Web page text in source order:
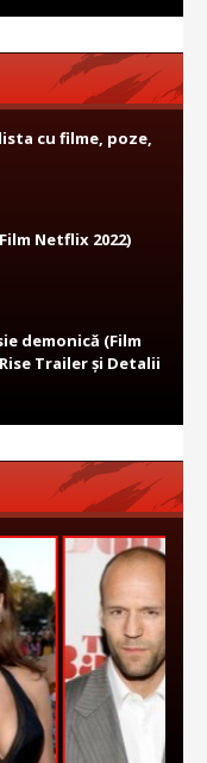
cu filme, poze,
Netflix 2022)
demonică (Film
Trailer și Detalii